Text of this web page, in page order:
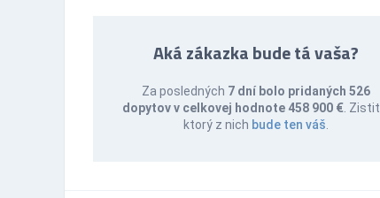
Aká zákazka bude tá vaša?
Za posledných 7 dní bolo pridaných 526
dopytov v celkovej hodnote 458 900 €.
ktorý z nich bude ten váš